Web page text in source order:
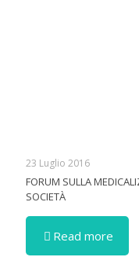
23 Luglio 2016
FORUM SULLA
SOCIETÀ
Read more